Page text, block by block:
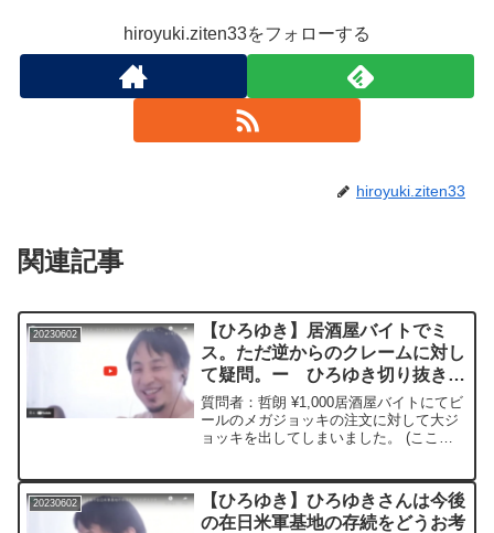
hiroyuki.ziten33をフォローする
hiroyuki.ziten33
関連記事
20230602
【ひろゆき】居酒屋バイトでミ
ス。ただ逆からのクレームに対し
て疑問。ー ひろゆき切り抜き
20230602
質問者：哲朗 ¥1,000居酒屋バイトにてビ
ールのメガジョッキの注文に対して大ジ
ョッキを出してしまいました。 (ここま
が 「新しいのつぎなおすのが常識だろ」
とクレ...
20230602
【ひろゆき】ひろゆきさんは今後
の在日米軍基地の存続をどうお考